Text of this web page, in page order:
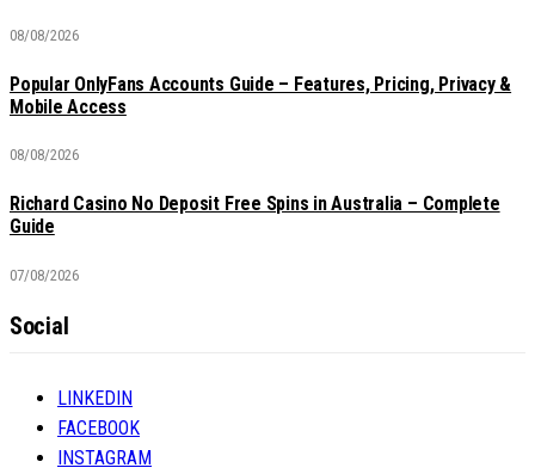
08/08/2026
Popular OnlyFans Accounts Guide – Features, Pricing, Privacy &
Mobile Access
08/08/2026
Richard Casino No Deposit Free Spins in Australia – Complete
Guide
07/08/2026
Social
LINKEDIN
FACEBOOK
INSTAGRAM